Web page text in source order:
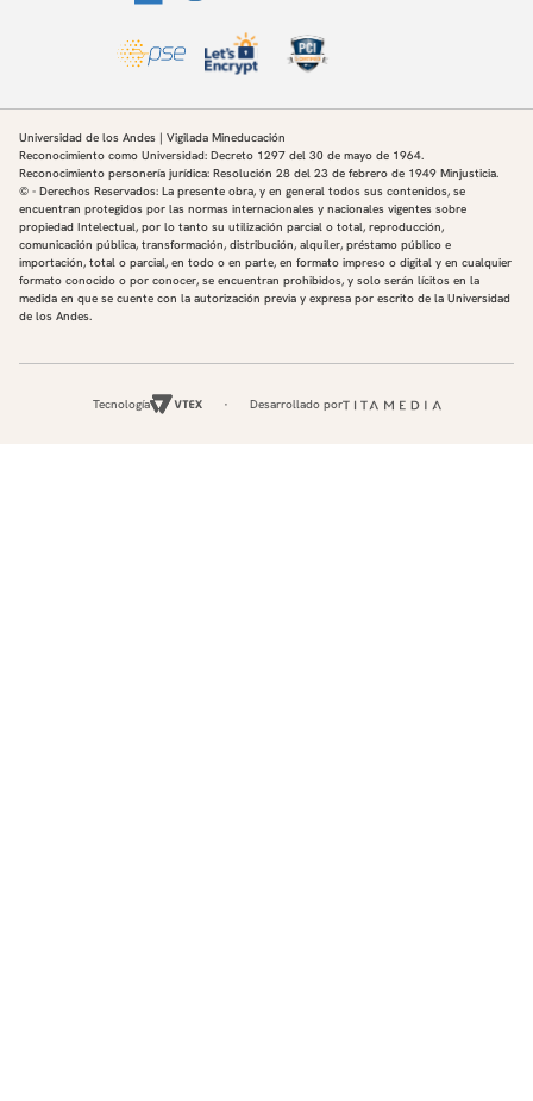
Universidad de los Andes | Vigilada Mineducación
Reconocimiento como Universidad: Decreto 1297 del 30 de mayo de 1964.
Reconocimiento personería jurídica: Resolución 28 del 23 de febrero de 1949 Minjusticia.
© - Derechos Reservados: La presente obra, y en general todos sus contenidos, se
encuentran protegidos por las normas internacionales y nacionales vigentes sobre
propiedad Intelectual, por lo tanto su utilización parcial o total, reproducción,
comunicación pública, transformación, distribución, alquiler, préstamo público e
importación, total o parcial, en todo o en parte, en formato impreso o digital y en cualquier
formato conocido o por conocer, se encuentran prohibidos, y solo serán lícitos en la
medida en que se cuente con la autorización previa y expresa por escrito de la Universidad
de los Andes.
Tecnología Desarrollado por